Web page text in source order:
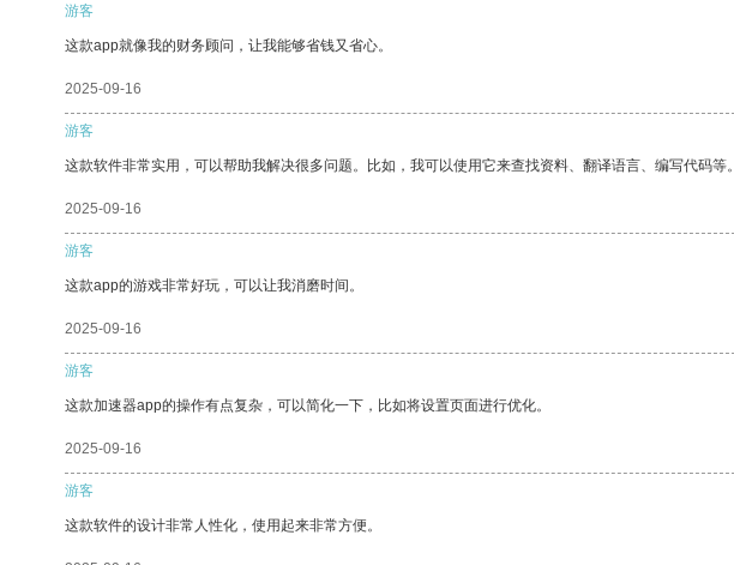
游客
这款app就像我的财务顾问，让我能够省钱又省心。
2025-09-16
游客
这款软件非常实用，可以帮助我解决很多问题。比如，我可以使用它来查找资料、翻译语言、编写代码等。
2025-09-16
游客
这款app的游戏非常好玩，可以让我消磨时间。
2025-09-16
游客
这款加速器app的操作有点复杂，可以简化一下，比如将设置页面进行优化。
2025-09-16
游客
这款软件的设计非常人性化，使用起来非常方便。